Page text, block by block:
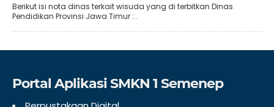
Berikut isi nota dinas terkait wisuda yang di terbitkan Dinas
Pendidikan Provinsi Jawa Timur :..
Portal Aplikasi SMKN 1 Semenep